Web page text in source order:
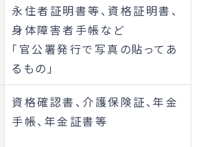
永住者証明書等、資格証明書、
身体障害者手帳など
「官公署発行で写真の貼ってあ
るもの」
資格確認書、介護保険証、年金
手帳、年金証書等